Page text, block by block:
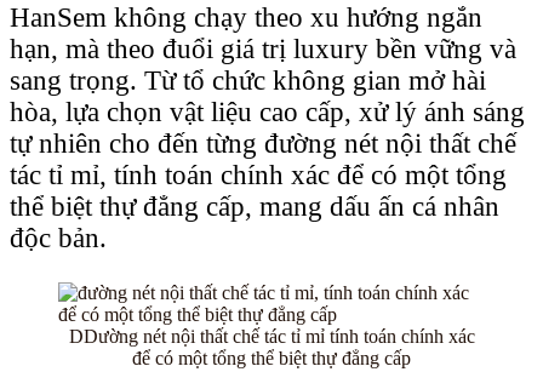
HanSem không chạy theo xu hướng ngắn
hạn, mà theo đuổi giá trị luxury bền vững và
sang trọng. Từ tổ chức không gian mở hài
hòa, lựa chọn vật liệu cao cấp, xử lý ánh sáng
tự nhiên cho đến từng đường nét nội thất chế
tác tỉ mỉ, tính toán chính xác để có một tổng
thể biệt thự đẳng cấp, mang dấu ấn cá nhân
độc bản.
DDường nét nội thất chế tác tỉ mỉ tính toán chính xác
để có một tổng thể biệt thự đẳng cấp